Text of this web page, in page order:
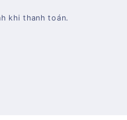
khi thanh toán.